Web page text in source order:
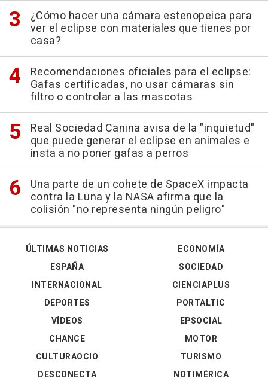
¿Cómo hacer una cámara estenopeica para
ver el eclipse con materiales que tienes por
casa?
Recomendaciones oficiales para el eclipse:
Gafas certificadas, no usar cámaras sin
filtro o controlar a las mascotas
Real Sociedad Canina avisa de la "inquietud"
que puede generar el eclipse en animales e
insta a no poner gafas a perros
Una parte de un cohete de SpaceX impacta
contra la Luna y la NASA afirma que la
colisión "no representa ningún peligro"
ÚLTIMAS NOTICIAS
ESPAÑA
INTERNACIONAL
DEPORTES
VÍDEOS
ECONOMÍA
SOCIEDAD
CIENCIAPLUS
PORTALTIC
EPSOCIAL
CHANCE
CULTURAOCIO
DESCONECTA
MOTOR
TURISMO
NOTIMÉRICA